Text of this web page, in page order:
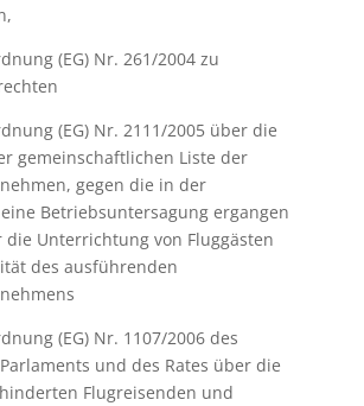
(EG) Nr. 261/2004 zu
(EG) Nr. 2111/2005 über die
gemeinschaftlichen Liste der
gegen die in der
Betriebsuntersagung ergangen
die Unterrichtung von Fluggästen
des ausführenden
(EG) Nr. 1107/2006 des
und des Rates über die
Flugreisenden und